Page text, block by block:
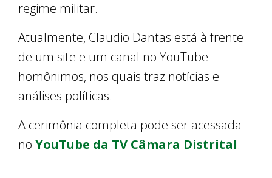
regime militar.
Atualmente, Claudio Dantas está à frente
de um site e um canal no YouTube
homônimos, nos quais traz notícias e
análises políticas.
A cerimônia completa pode ser acessada
no YouTube da TV Câmara Distrital.